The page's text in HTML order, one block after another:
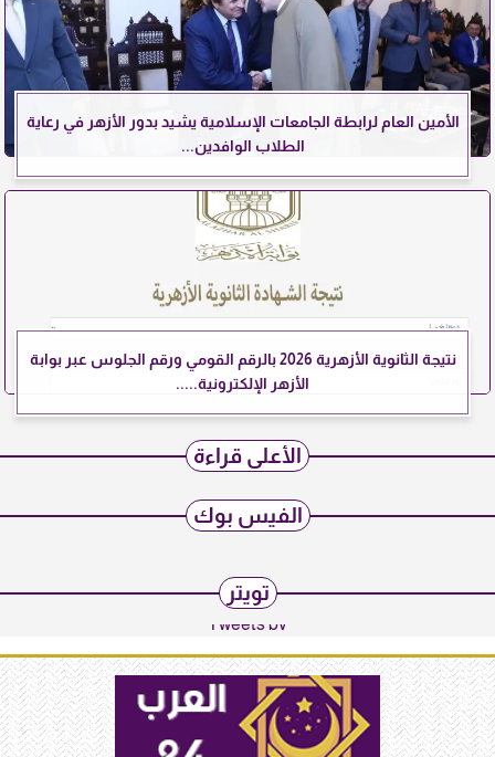
الأمين العام لرابطة الجامعات الإسلامية يشيد بدور الأزهر في رعاية
الطلاب الوافدين...
نتيجة الثانوية الأزهرية 2026 بالرقم القومي ورقم الجلوس عبر بوابة
الأزهر الإلكترونية.....
الأعلى قراءة
الفيس بوك
تويتر
Tweets by